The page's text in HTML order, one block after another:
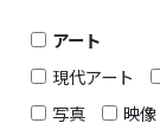
アート
現代アート
写真
映像